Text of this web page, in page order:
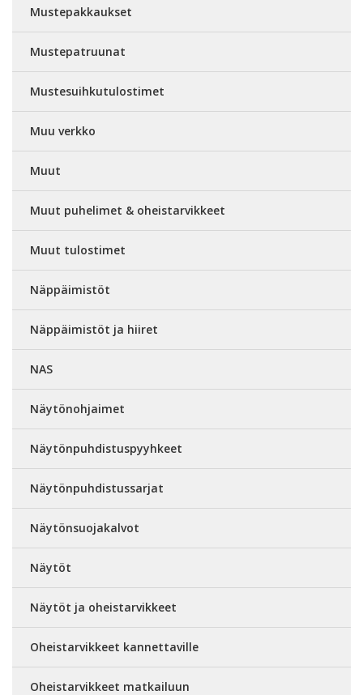
Mustepakkaukset
Mustepatruunat
Mustesuihkutulostimet
Muu verkko
Muut
Muut puhelimet & oheistarvikkeet
Muut tulostimet
Näppäimistöt
Näppäimistöt ja hiiret
NAS
Näytönohjaimet
Näytönpuhdistuspyyhkeet
Näytönpuhdistussarjat
Näytönsuojakalvot
Näytöt
Näytöt ja oheistarvikkeet
Oheistarvikkeet kannettaville
Oheistarvikkeet matkailuun